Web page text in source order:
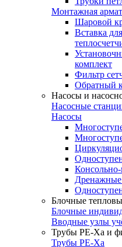
Монтажная
Шаровой
Вставка
комплект
Фильтр
Обратный
Насосы и
Насосные
Насосы
Блочные
Блочные
Вводные узлы
Трубы РЕ-Ха и
Трубы РЕ-Ха